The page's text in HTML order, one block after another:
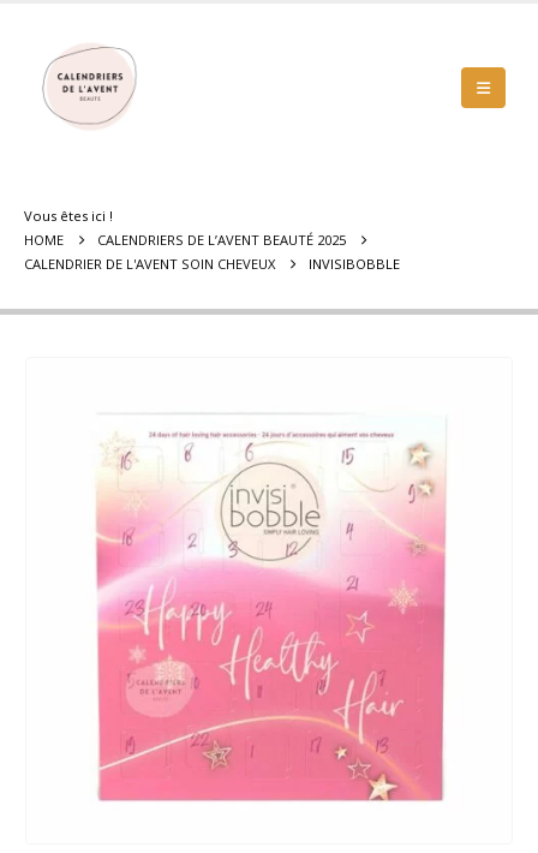
Vous êtes ici !
HOME
CALENDRIERS DE L’AVENT BEAUTÉ 2025
CALENDRIER DE L'AVENT SOIN CHEVEUX
INVISIBOBBLE